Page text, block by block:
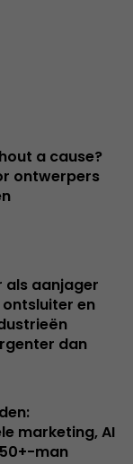
a cause?
ontwerpers
als aanjager
en
dan
marketing, AI
50+-man